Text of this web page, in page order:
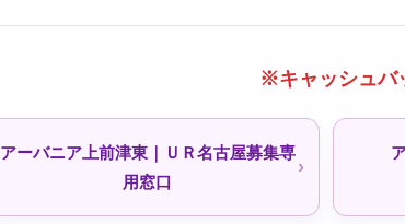
春田荘（公社・定住促進）予約待機受付
中
※キャッシュバ
アーバニア上前津東｜ＵＲ名古屋募集専
用窓口